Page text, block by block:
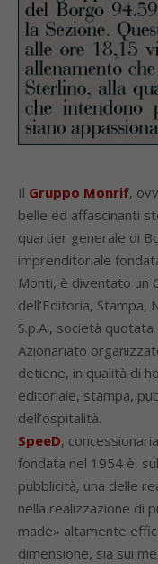
Il Gruppo Monrif,
belle ed affascinanti
quartier generale di
imprenditoriale
Monti, è diventato un
dell’Editoria,
S.p.A., società
Azionariato
detiene, in qualità di
editoriale, stampa,
dell’ospitalità.
SpeeD,
fondata nel 1954 è,
pubblicità, una delle
nella realizzazione di
made» altamente
dimensione, sia sui